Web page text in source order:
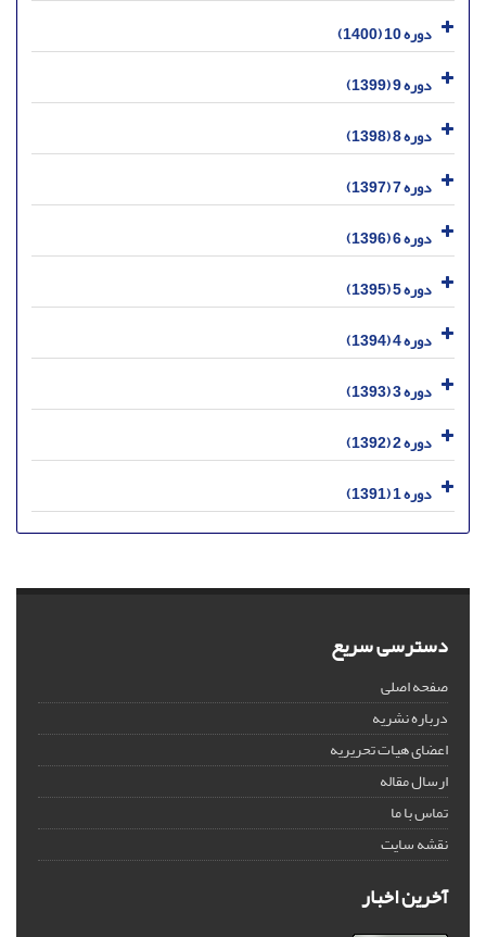
دوره 10 (1400)
دوره 9 (1399)
دوره 8 (1398)
دوره 7 (1397)
دوره 6 (1396)
دوره 5 (1395)
دوره 4 (1394)
دوره 3 (1393)
دوره 2 (1392)
دوره 1 (1391)
دسترسی سریع
صفحه اصلی
درباره نشریه
اعضای هیات تحریریه
ارسال مقاله
تماس با ما
نقشه سایت
آخرین اخبار